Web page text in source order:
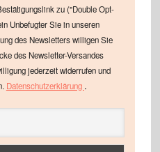
zu ("Double Opt-
Unbefugter Sie in unseren
des Newsletters willigen Sie
des Newsletter-Versandes
jederzeit widerrufen und
Datenschutzerklärung .